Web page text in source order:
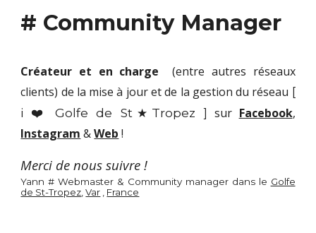
# Community Manager
Créateur et en charge(entre autres réseaux
clients) de la mise à jour et de la gestion du réseau [
i ❤️ Golfe de St★Tropez ] sur Facebook,
Instagram &Web !
Merci de nous suivre !
Yann # Webmaster & Community manager dans le Golfe
de St-Tropez ,Var France